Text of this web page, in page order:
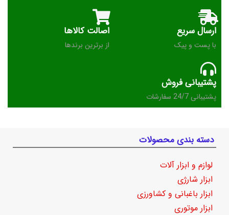
ارسال سریع
با پست و پیک
اصالت کالاها
از برترین برندها
پشتیبانی فروش
پشتیبانی 24/7 سفارشات
دسته بندی محصولات
لوازم و ابزار آلات
ابزار شارژی
ابزار باغبانی و کشاورزی
ابزار موتوری